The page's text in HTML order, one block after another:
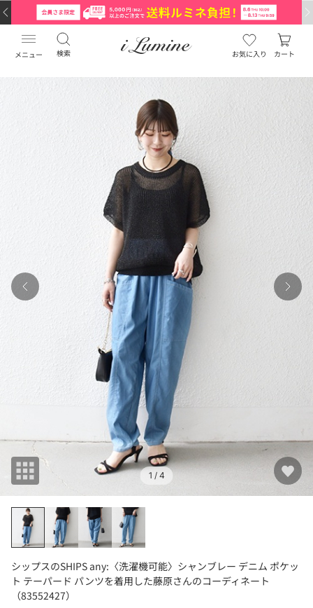
メニュー 検索 お気に入り カート
1 / 4
シップスのSHIPS any:〈洗濯機可能〉シャンブレー デニム ポケッ
ト テーパード パンツを着用した藤原さんのコーディネート
（83552427）